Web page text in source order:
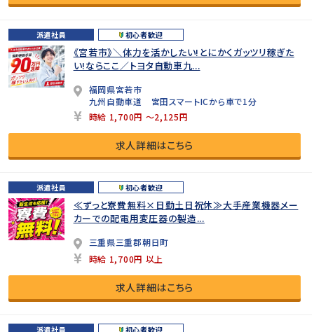
派遣社員 初心者歓迎
《宮若市》＼体力を活かしたい!とにかくガッツリ稼ぎた
い!ならここ／トヨタ自動車九...
福岡県宮若市
九州自動車道 宮田スマートICから車で1分
時給 1,700円 ～2,125円
求人詳細はこちら
派遣社員 初心者歓迎
≪ずっと寮費無料×日勤土日祝休≫大手産業機器メー
カーでの配電用変圧器の製造...
三重県三重郡朝日町
時給 1,700円 以上
求人詳細はこちら
派遣社員 初心者歓迎